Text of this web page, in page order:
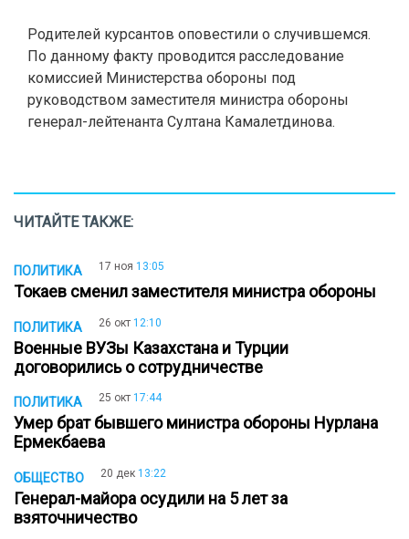
Родителей курсантов оповестили о случившемся.
По данному факту проводится расследование
комиссией Министерства обороны под
руководством заместителя министра обороны
генерал-лейтенанта Султана Камалетдинова.
ЧИТАЙТЕ ТАКЖЕ:
ПОЛИТИКА 17 ноя 13:05
Токаев сменил заместителя министра обороны
ПОЛИТИКА 26 окт 12:10
Военные ВУЗы Казахстана и Турции
договорились о сотрудничестве
ПОЛИТИКА 25 окт 17:44
Умер брат бывшего министра обороны Нурлана
Ермекбаева
ОБЩЕСТВО 20 дек 13:22
Генерал-майора осудили на 5 лет за
взяточничество